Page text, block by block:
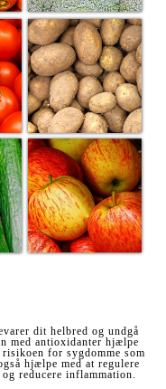
dit helbred og undgå
med antioxidanter hjælpe
risikoen for sygdomme som
hjælpe med at regulere
reducere inflammation.